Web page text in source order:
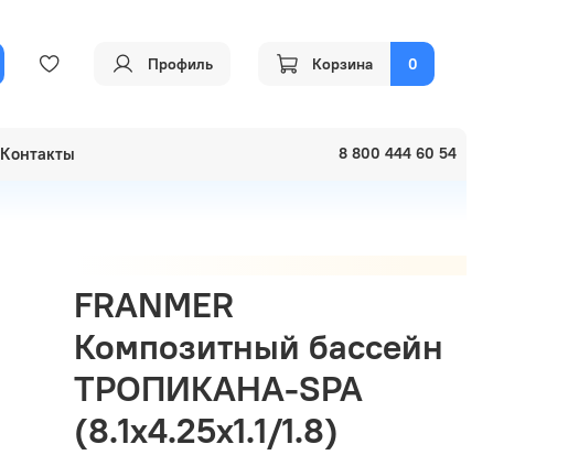
Профиль Корзина 0
Контакты 8 800 444 60 54
FRANMER
Композитный бассейн
ТРОПИКАНА-SPA
(8.1х4.25х1.1/1.8)